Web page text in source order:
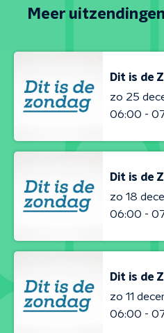
Meer uitzendingen
Dit is de
zo 25
06:00 -
Dit is de
zo 18
06:00 -
Dit is de
zo 11
06:00 -